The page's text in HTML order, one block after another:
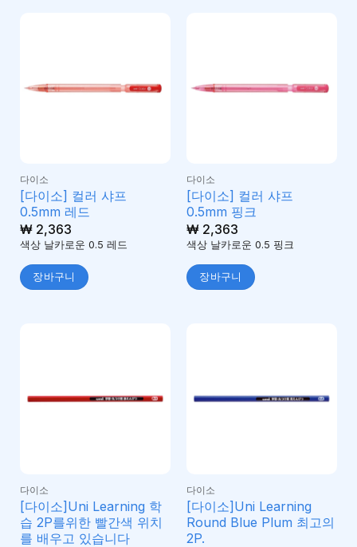
다이소
[다이소] 컬러 샤프
0.5mm 레드
₩2,363
색상 날카로운 0.5 레드
장바구니
다이소
[다이소] 컬러 샤프
0.5mm 핑크
₩2,363
색상 날카로운 0.5 핑크
장바구니
다이소
[다이소]Uni Learning 학
습 2P를위한 빨간색 위치
를 배우고 있습니다
다이소
[다이소]Uni Learning
Round Blue Plum 최고의
2P.